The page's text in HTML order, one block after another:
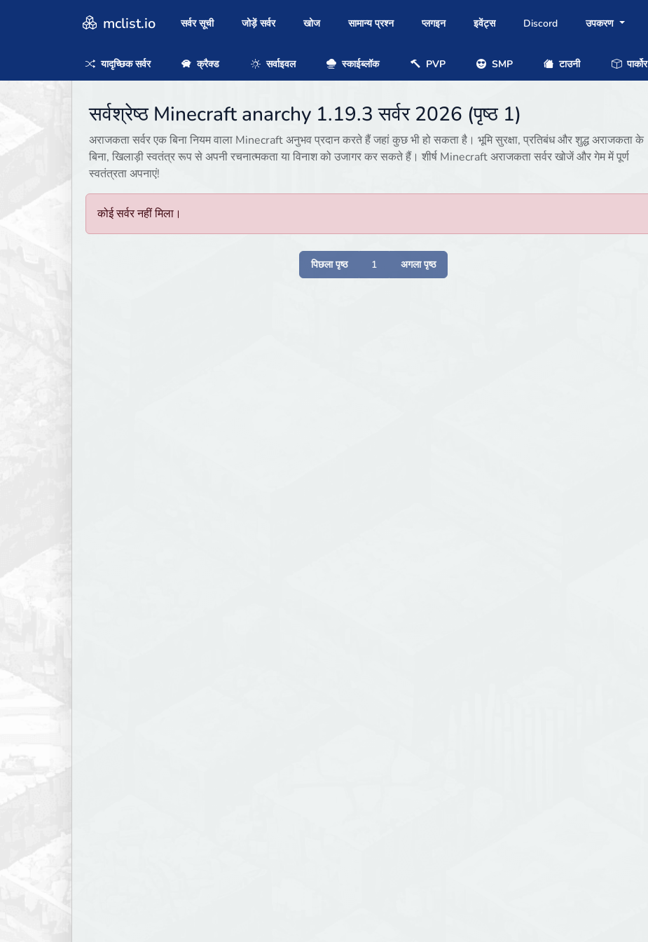
mclist.io सर्वर सूची जोड़ें सर्वर खोज सामान्य प्रश्न प्लगइन इवेंट्स Discord उपकरण
यादृच्छिक सर्वर क्रैक्ड सर्वाइवल स्काईब्लॉक PVP SMP टाउनी पार्कोर
सर्वश्रेष्ठ Minecraft anarchy 1.19.3 सर्वर 2026 (पृष्ठ 1)
अराजकता सर्वर एक बिना नियम वाला Minecraft अनुभव प्रदान करते हैं जहां कुछ भी हो सकता है। भूमि सुरक्षा, प्रतिबंध और शुद्ध अराजकता के
बिना, खिलाड़ी स्वतंत्र रूप से अपनी रचनात्मकता या विनाश को उजागर कर सकते हैं। शीर्ष Minecraft अराजकता सर्वर खोजें और गेम में पूर्ण
स्वतंत्रता अपनाएं!
कोई सर्वर नहीं मिला।
पिछला पृष्ठ 1 अगला पृष्ठ